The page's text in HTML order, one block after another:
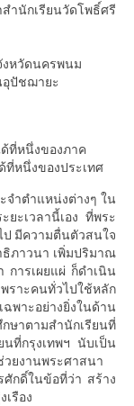
ำนักเรียนวัดโพธิ์ศรี
หวัดนครพนม
อุปัชฌายะ
ที่หนึ่งของภาค
หนึ่งของประเทศ
ำตำแหน่งต่างๆ ใน
ยะเวลานี้เอง ที่พระ
มีความตื่นตัวสนใจ
ภาวนา เพิ่มปริมาณ
การเผยแผ่ ก็ดำเนิน
ราะคนทั่วไปใช้หลัก
พาะอย่างยิ่งในด้าน
ษาตามสำนักเรียนที่
นที่กรุงเทพฯ นับเป็น
ยงานพระศาสนา
กดิ์ในข้อที่ว่า สร้าง
รือง